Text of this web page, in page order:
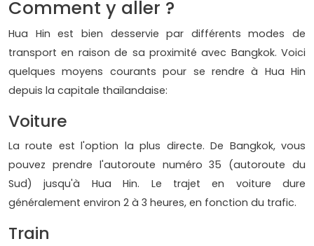
Comment y aller ?
Hua Hin est bien desservie par différents modes de
transport en raison de sa proximité avec Bangkok. Voici
quelques moyens courants pour se rendre à Hua Hin
depuis la capitale thaïlandaise:
Voiture
La route est l'option la plus directe. De Bangkok, vous
pouvez prendre l'autoroute numéro 35 (autoroute du
Sud) jusqu'à Hua Hin. Le trajet en voiture dure
généralement environ 2 à 3 heures, en fonction du trafic.
Train